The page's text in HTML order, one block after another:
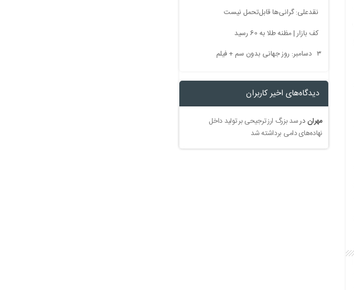
نقدعلی: گرانی‌ها قابل‌تحمل نیست
کف بازار | مظنه طلا به 60 رسید
۳ دسامبر: روز جهانی بدون سم + فیلم
دیدگاه‌های اخیر کاربران
مهراندرسد بزرگ ارز ترجیحی بر تولید داخل
نهاده‌های دامی برداشته شد